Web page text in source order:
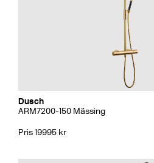
Dusch
ARM7200-150 Mässing
Pris 19995 kr